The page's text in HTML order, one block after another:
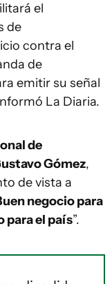
el
de
contra el
de
emitir su señal
La Diaria.
de
Gómez,
de vista a
negocio para
para el país”.